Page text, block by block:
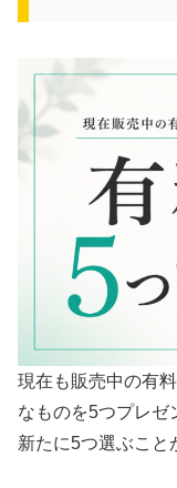
現在も販売中の有
なものを5つプレ
新たに5つ選ぶこと